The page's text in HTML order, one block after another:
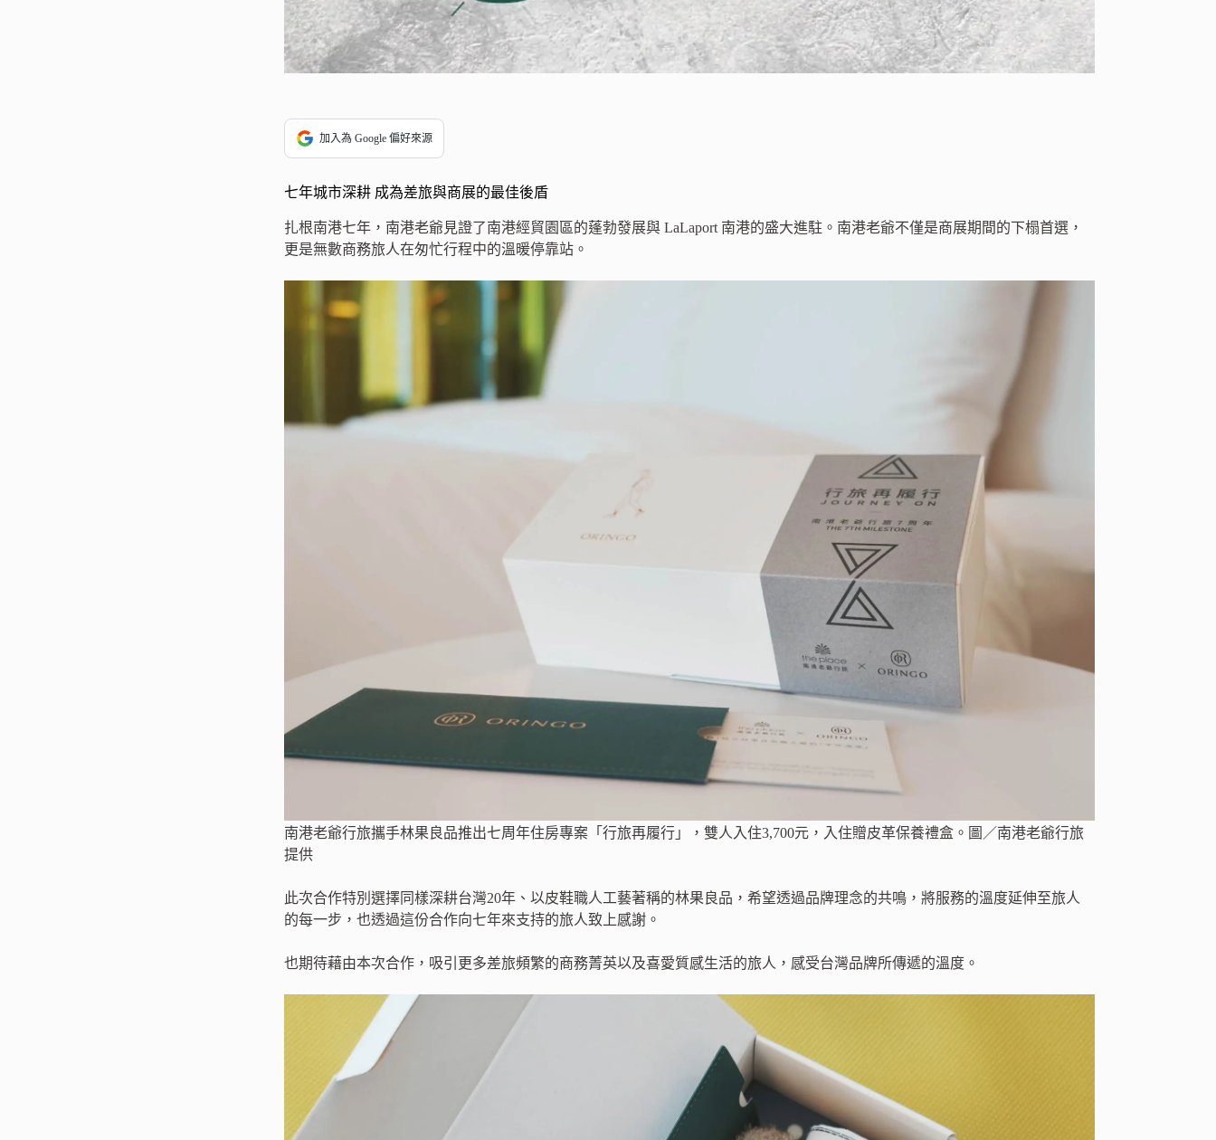
加入為 Google 偏好來源
七年城市深耕 成為差旅與商展的最佳後盾
扎根南港七年，南港老爺見證了南港經貿園區的蓬勃發展與 LaLaport 南港的盛大進駐。南港老爺不僅是商展期間的下榻首選，
更是無數商務旅人在匆忙行程中的溫暖停靠站。
南港老爺行旅攜手林果良品推出七周年住房專案「行旅再履行」，雙人入住3,700元，入住贈皮革保養禮盒。圖／南港老爺行旅
提供
此次合作特別選擇同樣深耕台灣20年、以皮鞋職人工藝著稱的林果良品，希望透過品牌理念的共鳴，將服務的溫度延伸至旅人
的每一步，也透過這份合作向七年來支持的旅人致上感謝。
也期待藉由本次合作，吸引更多差旅頻繁的商務菁英以及喜愛質感生活的旅人，感受台灣品牌所傳遞的溫度。